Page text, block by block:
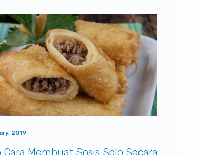
2019
Cara Membuat Sosis Solo Secara